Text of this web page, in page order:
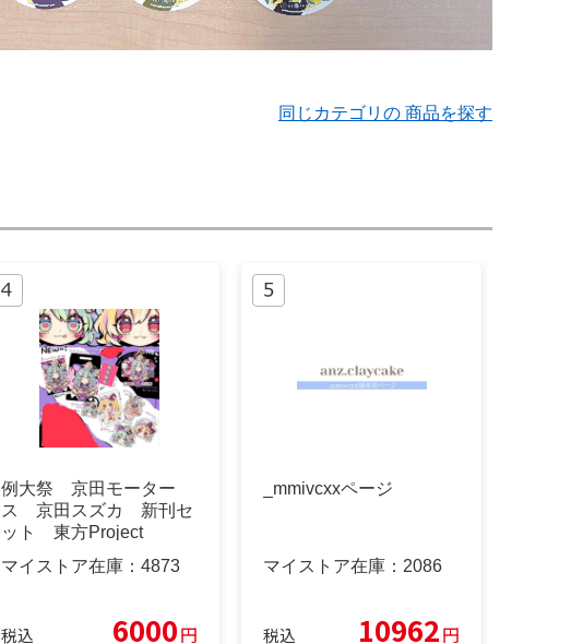
同じカテゴリの 商品を探す
例大祭 京田モーター
ス 京田スズカ 新刊セ
ット 東方Project
マイストア在庫： 4873
税込 6000円
_mmivcxxページ
マイストア在庫： 2086
税込 10962円